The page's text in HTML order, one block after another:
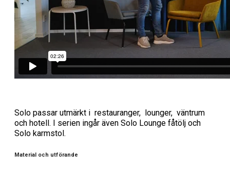
Solo passar utmärkt i restauranger, lounger, väntrum
och hotell. I serien ingår även Solo Lounge fåtölj och
Solo karmstol.
Material och utförande